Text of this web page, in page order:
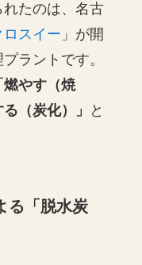
たのは、名古
ロスイー 」が開
ラントです。
燃やす（焼
る（炭化）」
と
る「脱水炭